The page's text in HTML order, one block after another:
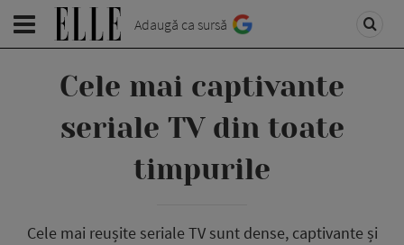
Adaugă ca sursă
Cele mai captivante
seriale TV din toate
timpurile
Cele mai reușite seriale TV sunt dense, captivante și